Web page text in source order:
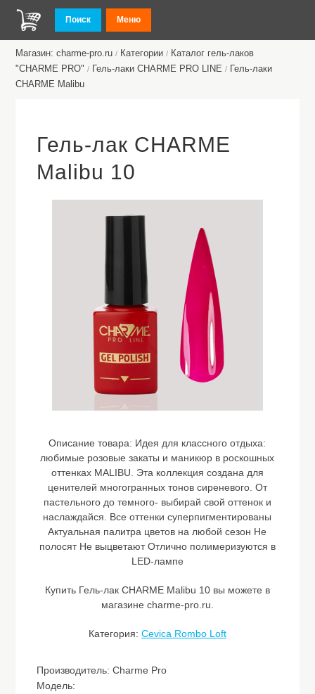
Поиск Меню
Магазин: charme-pro.ru / Категории / Каталог гель-лаков
"CHARME PRO" / Гель-лаки CHARME PRO LINE / Гель-лаки
CHARMЕ Malibu
Гель-лак CHARME
Malibu 10
Описание товара: Идея для классного отдыха:
любимые розовые закаты и маникюр в роскошных
оттенках MALIBU. Эта коллекция создана для
ценителей многогранных тонов сиреневого. От
пастельного до темного- выбирай свой оттенок и
наслаждайся. Все оттенки суперпигментированы
Актуальная палитра цветов на любой сезон Не
полосят Не выцветают Отлично полимеризуются в
LED-лампе
Купить Гель-лак CHARME Malibu 10 вы можете в
магазине charme-pro.ru.
Категория: Cevica Rombo Loft
Производитель: Charme Pro
Модель: